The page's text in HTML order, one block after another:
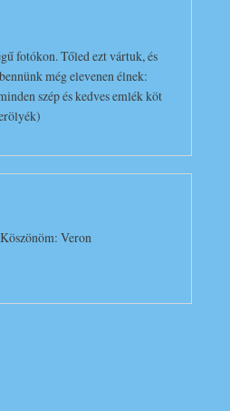
fotókon. Tőled ezt vártuk, és
még elevenen élnek:
szép és kedves emlék köt
Veron